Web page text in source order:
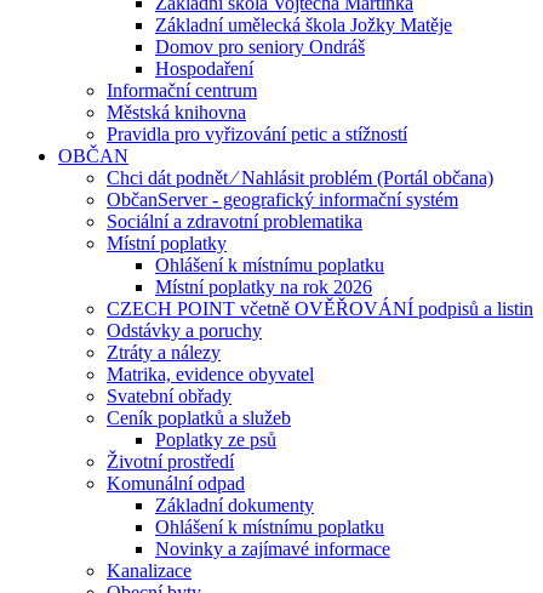
Základní umělecká škola Jožky Matěje
Domov pro seniory Ondráš
Hospodaření
Informační centrum
Městská knihovna
Pravidla pro vyřizování petic a stížností
OBČAN
Chci dát podnět ⁄ Nahlásit problém (Portál občana)
ObčanServer - geografický informační systém
Sociální a zdravotní problematika
Místní poplatky
Ohlášení k místnímu poplatku
Místní poplatky na rok 2026
CZECH POINT včetně OVĚŘOVÁNÍ podpisů a listin
Odstávky a poruchy
Ztráty a nálezy
Matrika, evidence obyvatel
Svatební obřady
Ceník poplatků a služeb
Poplatky ze psů
Životní prostředí
Komunální odpad
Základní dokumenty
Ohlášení k místnímu poplatku
Novinky a zajímavé informace
Kanalizace